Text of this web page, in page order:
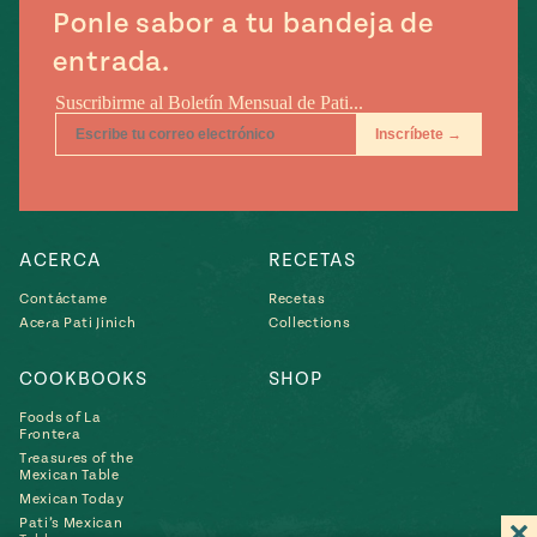
Ponle sabor a tu bandeja de
entrada.
ACERCA
Contáctame
Acera Pati Jinich
RECETAS
Recetas
Collections
COOKBOOKS
Foods of La
Frontera
Treasures of the
Mexican Table
Mexican Today
Pati’s Mexican
SHOP